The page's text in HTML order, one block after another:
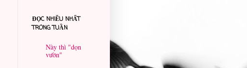
ĐỌC NHIỀU NHẤT
TRONG TUẦN
Này thì "dọn
vườn"